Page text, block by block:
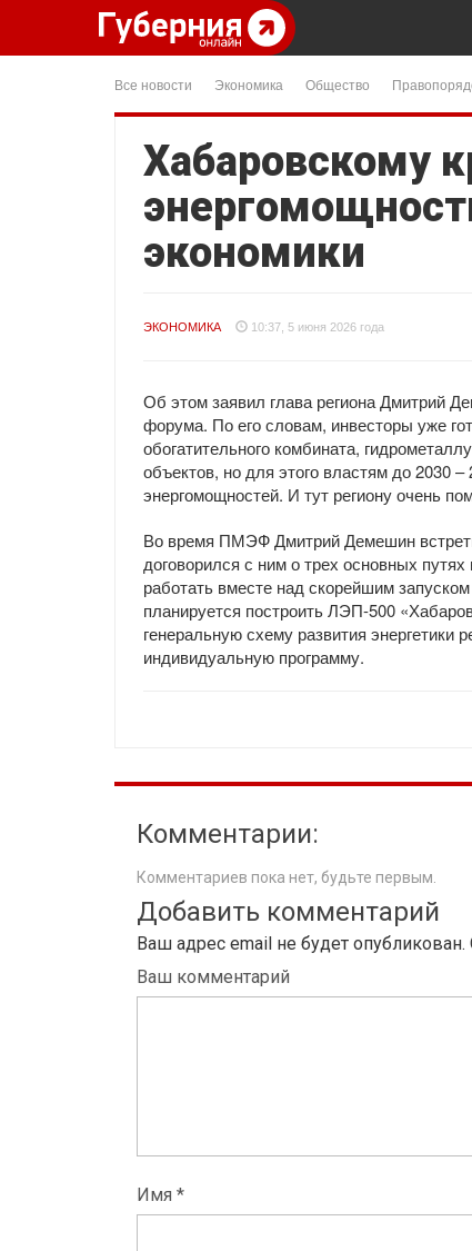
Все новости Экономика Общество
Хабаровскому
экономики
ЭКОНОМИКА 10:37, 5 июня 2026 года
Об этом заявил глава региона Дмитрий
форума. По его словам, инвесторы уже
обогатительного комбината,
объектов, но для этого властям до 2030
энергомощностей. И тут региону очень
Во время ПМЭФ Дмитрий Демешин
договорился с ним о трех основных
работать вместе над скорейшим
планируется построить ЛЭП-500
генеральную схему развития энергетики
индивидуальную программу.
Комментарии:
Комментариев пока нет, будьте первым.
Добавить комментарий
Ваш адрес email не будет опубликован.
Ваш комментарий
Имя *